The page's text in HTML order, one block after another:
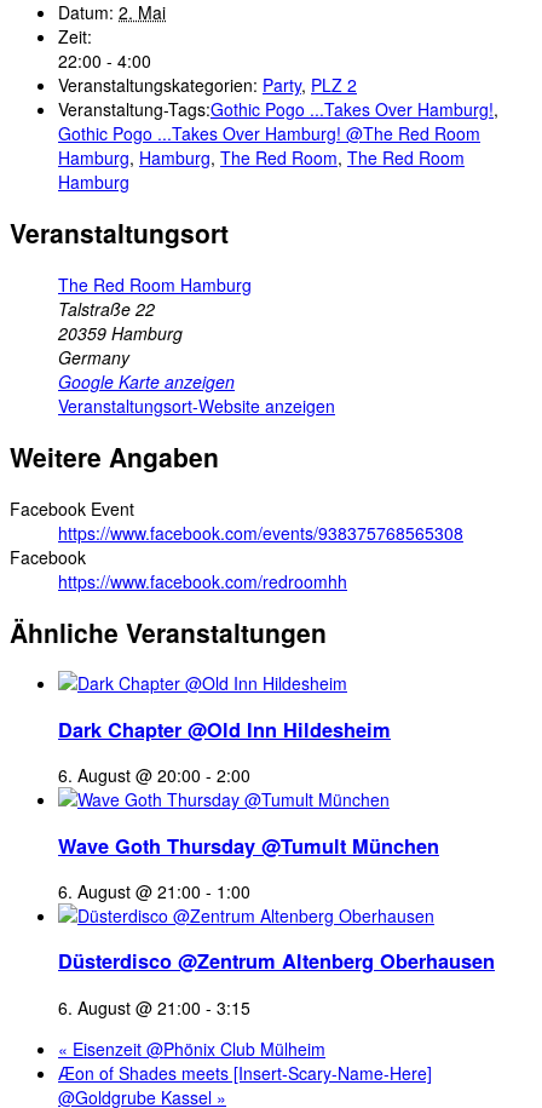
Datum: 2. Mai
Zeit:
22:00 - 4:00
Veranstaltungskategorien: Party, PLZ 2
Veranstaltung-Tags:Gothic Pogo ...Takes Over Hamburg!,
Gothic Pogo ...Takes Over Hamburg! @The Red Room
Hamburg, Hamburg, The Red Room, The Red Room
Hamburg
Veranstaltungsort
The Red Room Hamburg
Talstraße 22
20359 Hamburg
Germany
Google Karte anzeigen
Veranstaltungsort-Website anzeigen
Weitere Angaben
Facebook Event
https://www.facebook.com/events/938375768565308
Facebook
https://www.facebook.com/redroomhh
Ähnliche Veranstaltungen
Dark Chapter @Old Inn Hildesheim
6. August @ 20:00 - 2:00
Wave Goth Thursday @Tumult München
6. August @ 21:00 - 1:00
Düsterdisco @Zentrum Altenberg Oberhausen
6. August @ 21:00 - 3:15
« Eisenzeit @Phönix Club Mülheim
Æon of Shades meets [Insert-Scary-Name-Here]
@Goldgrube Kassel »